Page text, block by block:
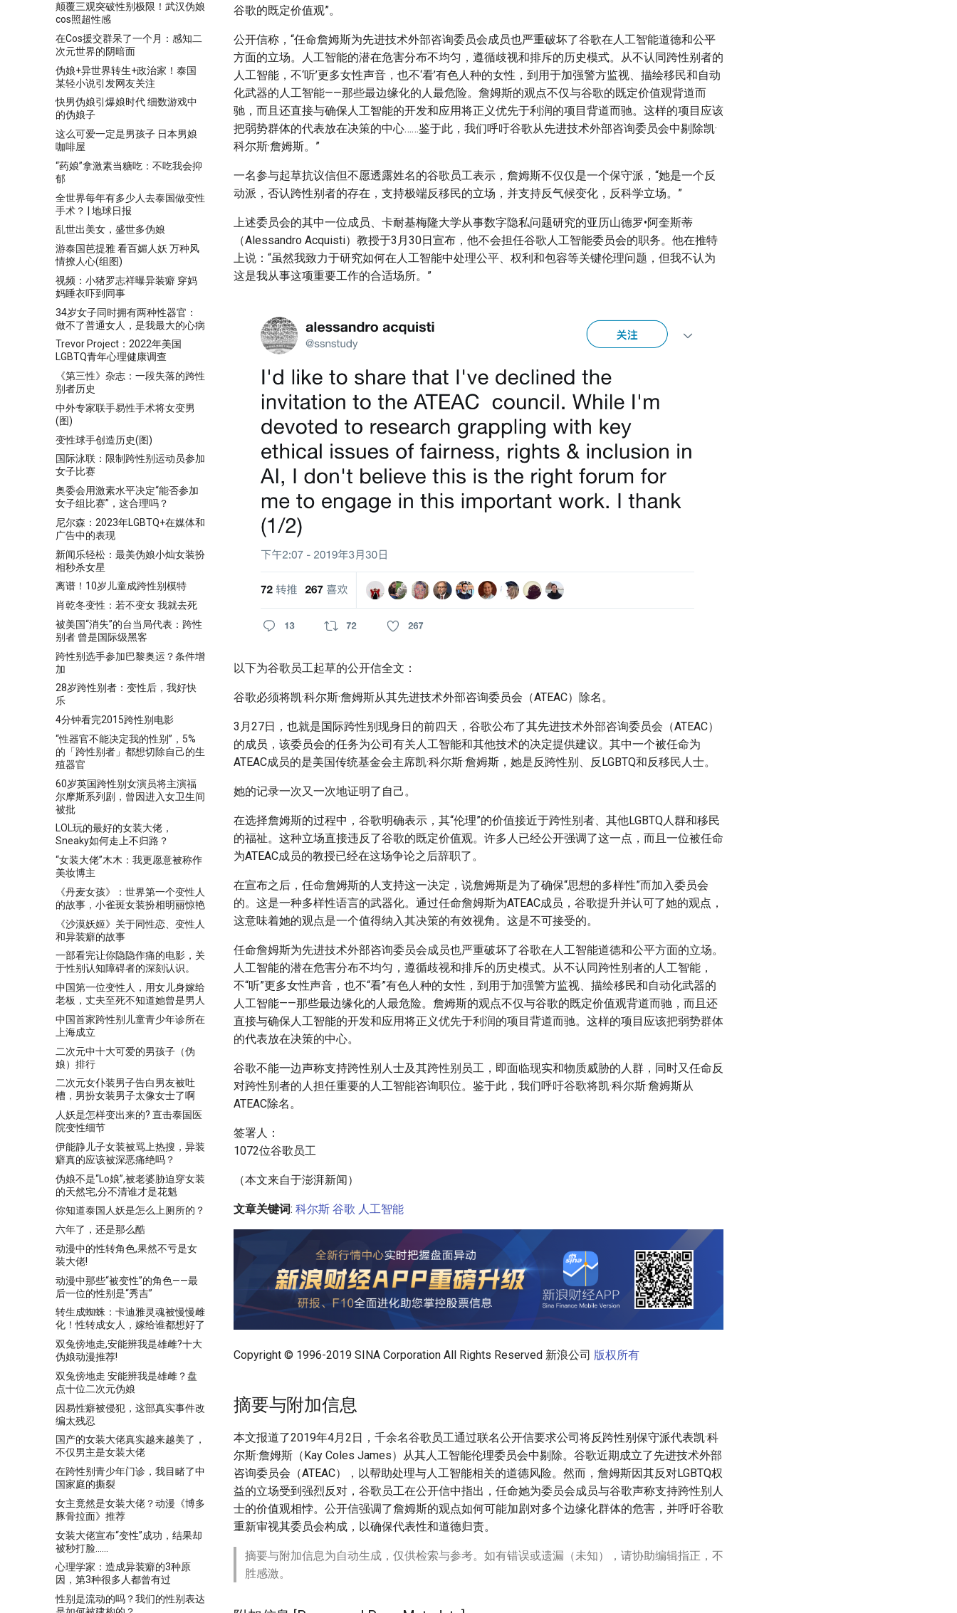
颠覆三观突破性别极限！武汉伪娘
cos照超性感
在Cos援交群呆了一个月：感知二
次元世界的阴暗面
伪娘+异世界转生+政治家！泰国
某轻小说引发网友关注
快男伪娘引爆娘时代 细数游戏中
的伪娘子
这么可爱一定是男孩子 日本男娘
咖啡屋
“药娘”拿激素当糖吃：不吃我会抑
郁
全世界每年有多少人去泰国做变性
手术？ | 地球日报
乱世出美女，盛世多伪娘
游泰国芭提雅 看百媚人妖 万种风
情撩人心(组图)
视频：小猪罗志祥曝异装癖 穿妈
妈睡衣吓到同事
34岁女子同时拥有两种性器官：
做不了普通女人，是我最大的心病
Trevor Project：2022年美国
LGBTQ青年心理健康调查
《第三性》杂志：一段失落的跨性
别者历史
中外专家联手易性手术将女变男
(图)
变性球手创造历史(图)
国际泳联：限制跨性别运动员参加
女子比赛
奥委会用激素水平决定“能否参加
女子组比赛”，这合理吗？
尼尔森：2023年LGBTQ+在媒体和
广告中的表现
新闻乐轻松：最美伪娘小灿女装扮
相秒杀女星
离谱！10岁儿童成跨性别模特
肖乾冬变性：若不变女 我就去死
被美国“消失”的台当局代表：跨性
别者 曾是国际级黑客
跨性别选手参加巴黎奥运？条件增
加
28岁跨性别者：变性后，我好快
乐
4分钟看完2015跨性别电影
“性器官不能决定我的性别”，5%
的「跨性别者」都想切除自己的生
殖器官
60岁英国跨性别女演员将主演福
尔摩斯系列剧，曾因进入女卫生间
被批
LOL玩的最好的女装大佬，
Sneaky如何走上不归路？
“女装大佬”木木：我更愿意被称作
美妆博主
《丹麦女孩》：世界第一个变性人
的故事，小雀斑女装扮相明丽惊艳
《沙漠妖姬》关于同性恋、变性人
和异装癖的故事
一部看完让你隐隐作痛的电影，关
于性别认知障碍者的深刻认识。
中国第一位变性人，用女儿身嫁给
老板，丈夫至死不知道她曾是男人
中国首家跨性别儿童青少年诊所在
上海成立
二次元中十大可爱的男孩子（伪
娘）排行
二次元女仆装男子告白男友被吐
槽，男扮女装男子太像女士了啊
人妖是怎样变出来的? 直击泰国医
院变性细节
伊能静儿子女装被骂上热搜，异装
癖真的应该被深恶痛绝吗？
伪娘不是“Lo娘”,被老婆胁迫穿女装
的天然宅,分不清谁才是花魁
你知道泰国人妖是怎么上厕所的？
六年了，还是那么酷
动漫中的性转角色,果然不亏是女
装大佬!
动漫中那些“被变性”的角色——最
后一位的性别是“秀吉”
转生成蜘蛛：卡迪雅灵魂被慢慢雌
化！性转成女人，嫁给谁都想好了
双兔傍地走,安能辨我是雄雌?十大
伪娘动漫推荐!
双兔傍地走 安能辨我是雄雌？盘
点十位二次元伪娘
因易性癖被侵犯，这部真实事件改
编太残忍
国产的女装大佬真实越来越美了，
不仅男主是女装大佬
在跨性别青少年门诊，我目睹了中
国家庭的撕裂
女主竟然是女装大佬？动漫《博多
豚骨拉面》推荐
女装大佬宣布“变性”成功，结果却
被秒打脸……
心理学家：造成异装癖的3种原
因，第3种很多人都曾有过
性别是流动的吗？我们的性别表达
谷歌的既定价值观”。
公开信称，“任命詹姆斯为先进技术外部咨询委员会成员也严重破坏了谷歌在人工智能道德和公平
方面的立场。人工智能的潜在危害分布不均匀，遵循歧视和排斥的历史模式。从不认同跨性别者的
人工智能，不‘听’更多女性声音，也不‘看’有色人种的女性，到用于加强警方监视、描绘移民和自动
化武器的人工智能——那些最边缘化的人最危险。詹姆斯的观点不仅与谷歌的既定价值观背道而
驰，而且还直接与确保人工智能的开发和应用将正义优先于利润的项目背道而驰。这样的项目应该
把弱势群体的代表放在决策的中心……鉴于此，我们呼吁谷歌从先进技术外部咨询委员会中剔除凯·
科尔斯·詹姆斯。”
一名参与起草抗议信但不愿透露姓名的谷歌员工表示，詹姆斯不仅仅是一个保守派，“她是一个反
动派，否认跨性别者的存在，支持极端反移民的立场，并支持反气候变化，反科学立场。”
上述委员会的其中一位成员、卡耐基梅隆大学从事数字隐私问题研究的亚历山德罗•阿奎斯蒂
（Alessandro Acquisti）教授于3月30日宣布，他不会担任谷歌人工智能委员会的职务。他在推特
上说：“虽然我致力于研究如何在人工智能中处理公平、权利和包容等关键伦理问题，但我不认为
这是我从事这项重要工作的合适场所。”
以下为谷歌员工起草的公开信全文：
谷歌必须将凯·科尔斯·詹姆斯从其先进技术外部咨询委员会（ATEAC）除名。
3月27日，也就是国际跨性别现身日的前四天，谷歌公布了其先进技术外部咨询委员会（ATEAC）
的成员，该委员会的任务为公司有关人工智能和其他技术的决定提供建议。其中一个被任命为
ATEAC成员的是美国传统基金会主席凯·科尔斯·詹姆斯，她是反跨性别、反LGBTQ和反移民人士。
她的记录一次又一次地证明了自己。
在选择詹姆斯的过程中，谷歌明确表示，其“伦理”的价值接近于跨性别者、其他LGBTQ人群和移民
的福祉。这种立场直接违反了谷歌的既定价值观。许多人已经公开强调了这一点，而且一位被任命
为ATEAC成员的教授已经在这场争论之后辞职了。
在宣布之后，任命詹姆斯的人支持这一决定，说詹姆斯是为了确保“思想的多样性”而加入委员会
的。这是一种多样性语言的武器化。通过任命詹姆斯为ATEAC成员，谷歌提升并认可了她的观点，
这意味着她的观点是一个值得纳入其决策的有效视角。这是不可接受的。
任命詹姆斯为先进技术外部咨询委员会成员也严重破坏了谷歌在人工智能道德和公平方面的立场。
人工智能的潜在危害分布不均匀，遵循歧视和排斥的历史模式。从不认同跨性别者的人工智能，
不“听”更多女性声音，也不“看”有色人种的女性，到用于加强警方监视、描绘移民和自动化武器的
人工智能——那些最边缘化的人最危险。詹姆斯的观点不仅与谷歌的既定价值观背道而驰，而且还
直接与确保人工智能的开发和应用将正义优先于利润的项目背道而驰。这样的项目应该把弱势群体
的代表放在决策的中心。
谷歌不能一边声称支持跨性别人士及其跨性别员工，即面临现实和物质威胁的人群，同时又任命反
对跨性别者的人担任重要的人工智能咨询职位。鉴于此，我们呼吁谷歌将凯·科尔斯·詹姆斯从
ATEAC除名。
签署人：
1072位谷歌员工
（本文来自于澎湃新闻）
文章关键词: 科尔斯 谷歌 人工智能
Copyright © 1996-2019 SINA Corporation All Rights Reserved 新浪公司 版权所有
摘要与附加信息
本文报道了2019年4月2日，千余名谷歌员工通过联名公开信要求公司将反跨性别保守派代表凯·科
尔斯·詹姆斯（Kay Coles James）从其人工智能伦理委员会中剔除。谷歌近期成立了先进技术外部
咨询委员会（ATEAC），以帮助处理与人工智能相关的道德风险。然而，詹姆斯因其反对LGBTQ权
益的立场受到强烈反对，谷歌员工在公开信中指出，任命她为委员会成员与谷歌声称支持跨性别人
士的价值观相悖。公开信强调了詹姆斯的观点如何可能加剧对多个边缘化群体的危害，并呼吁谷歌
重新审视其委员会构成，以确保代表性和道德归责。
摘要与附加信息为自动生成，仅供检索与参考。如有错误或遗漏（未知），请协助编辑指正，不
胜感激。